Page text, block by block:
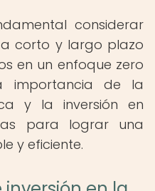
considerar
corto y largo plazo
en un enfoque zero
importancia de la
y la inversión en
para lograr una
y eficiente.